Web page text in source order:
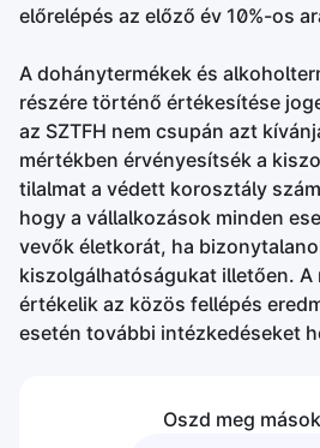
előrelépés az előző év 10%-os
A dohánytermékek és
részére történő értékesítése
az SZTFH nem csupán azt
mértékben érvényesítsék a
tilalmat a védett korosztály
hogy a vállalkozások minden
vevők életkorát, ha
kiszolgálhatóságukat illetően.
értékelik az közös fellépés
esetén további intézkedéseket
Oszd meg